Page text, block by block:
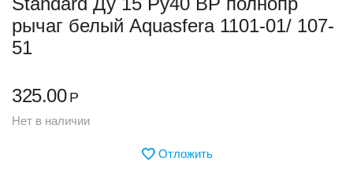
рычаг белый Aquasfera 1101-01/ 107-
51
325.00 Р
Нет в наличии
Отложить